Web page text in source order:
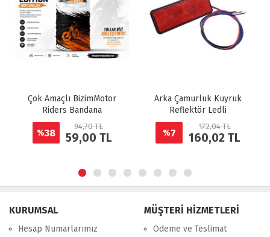
Çok Amaçlı BizimMotor
Riders Bandana
%38
94,70 TL
59,00 TL
Arka Çamurluk Kuyruk
Reflektör Ledli
%7
172,04 TL
160,02 TL
KURUMSAL
Hesap Numarlarımız
MÜŞTERİ HİZMETLERİ
Ödeme ve Teslimat